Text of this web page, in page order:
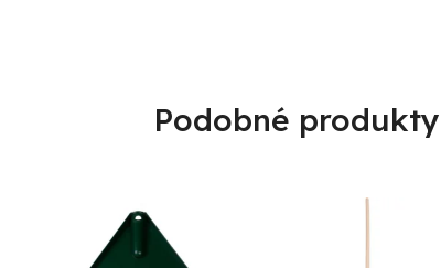
Podobné produkty